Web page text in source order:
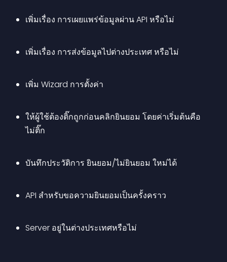
เพิ่มเรื่อง การเผยแพร่ข้อมูลผ่าน API หรือไม่
เพิ่มเรื่อง การส่งข้อมูลไปต่างประเทศ หรือไม่
เพิ่ม Wizard การตั้งค่า
ให้ผู้ใช้ต้องติ๊กถูกก่อนคลิกยินยอม โดยค่าเริ่มต้นคือ
ไม่ติ๊ก
บันทึกประวัติการ ยินยอม/ไม่ยินยอม ใหม่ได้
API สำหรับขอความยินยอมเป็นครั้งคราว
Server อยู่ในต่างประเทศหรือไม่